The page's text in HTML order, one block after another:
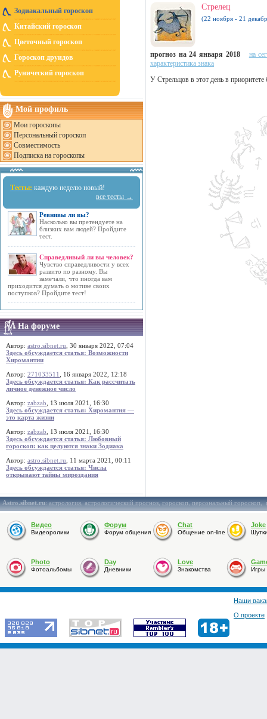
Зодиакальный гороскоп
Китайский гороскоп
Цветочный гороскоп
Гороскоп друидов
Рунический гороскоп
Мой профиль
Мои гороскопы
Персональный гороскоп
Совместимость
Подписка на гороскопы
Тесты: каждую неделю новый!
все тесты →
Ревнивы ли вы?
Насколько вы претендуете на
близких вам людей? Пройдите
тест.
Справедливый ли вы человек?
Чувство справедливости у всех
развито по разному. Вы
замечали, что иногда вам
приходится думать о мотиве своих
поступков? Пройдите тест!
На форуме
Автор: astro.sibnet.ru , 30 января 2022, 07:04
Здесь обсуждается статья: Возможности
Хиромантии
Автор: 271033511
, 16 января 2022, 12:18
Здесь обсуждается статья: Как рассчитать
личное денежное число
Автор: zabzab , 13 июля 2021, 16:30
Здесь обсуждается статья: Хиромантия —
это карта жизни
Автор: zabzab , 13 июля 2021, 16:30
Здесь обсуждается статья: Любовный
гороскоп: как целуются знаки Зодиака
Автор: astro.sibnet.ru , 11 марта 2021, 00:11
Здесь обсуждается статья: Числа
открывают тайны мироздания
Стрелец
(22 ноября - 21
прогноз на 24 января 2018
на
характеристика знака
У Стрельцов в этот день в
Astro.sibnet.ru:астрология,астрологический прогноз,гороскоп,персональный гороскоп,
Видео
Видеоролики
Форум
Форум общения
Chat
Общение on-line
Joke
Photo
Фотоальбомы
Day
Дневники
Love
Знакомства Игры
Наши
О проекте